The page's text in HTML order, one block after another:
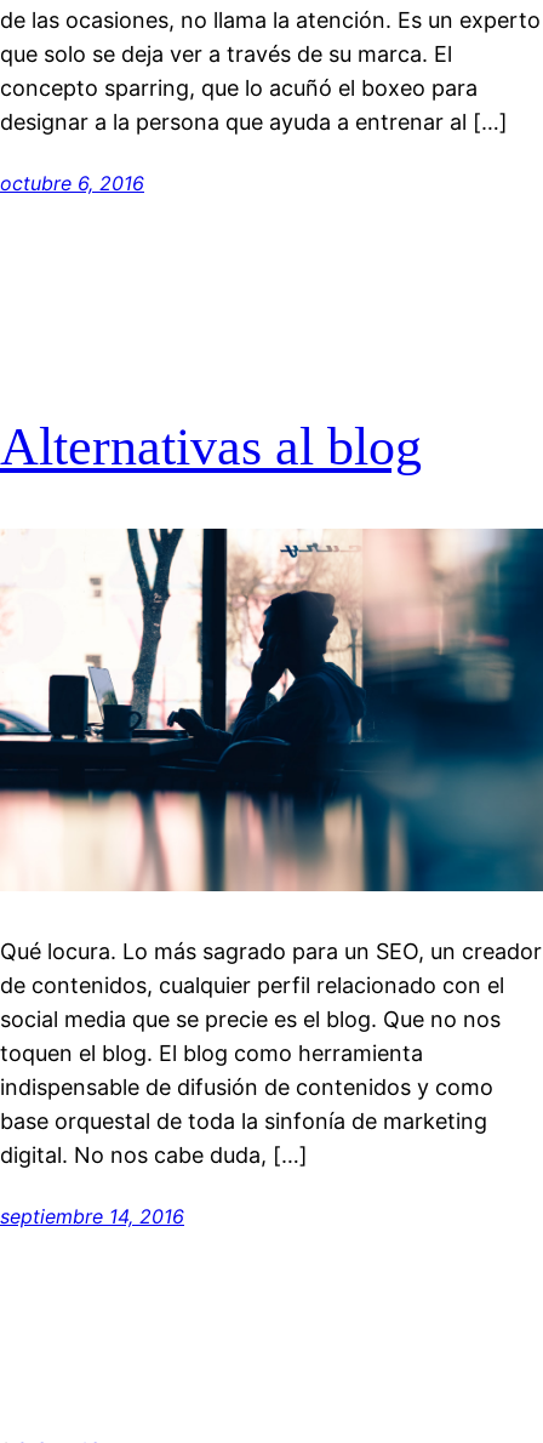
de las ocasiones, no llama la atención. Es un experto
que solo se deja ver a través de su marca. El
concepto sparring, que lo acuñó el boxeo para
designar a la persona que ayuda a entrenar al […]
octubre 6, 2016
Alternativas al blog
Qué locura. Lo más sagrado para un SEO, un creador
de contenidos, cualquier perfil relacionado con el
social media que se precie es el blog. Que no nos
toquen el blog. El blog como herramienta
indispensable de difusión de contenidos y como
base orquestal de toda la sinfonía de marketing
digital. No nos cabe duda, […]
septiembre 14, 2016